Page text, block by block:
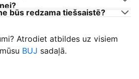
būs redzama tiešsaistē?
Atrodiet atbildes uz visiem
BUJ sadaļā.